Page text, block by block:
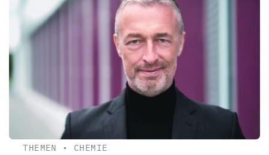
THEMEN • CHEMIE